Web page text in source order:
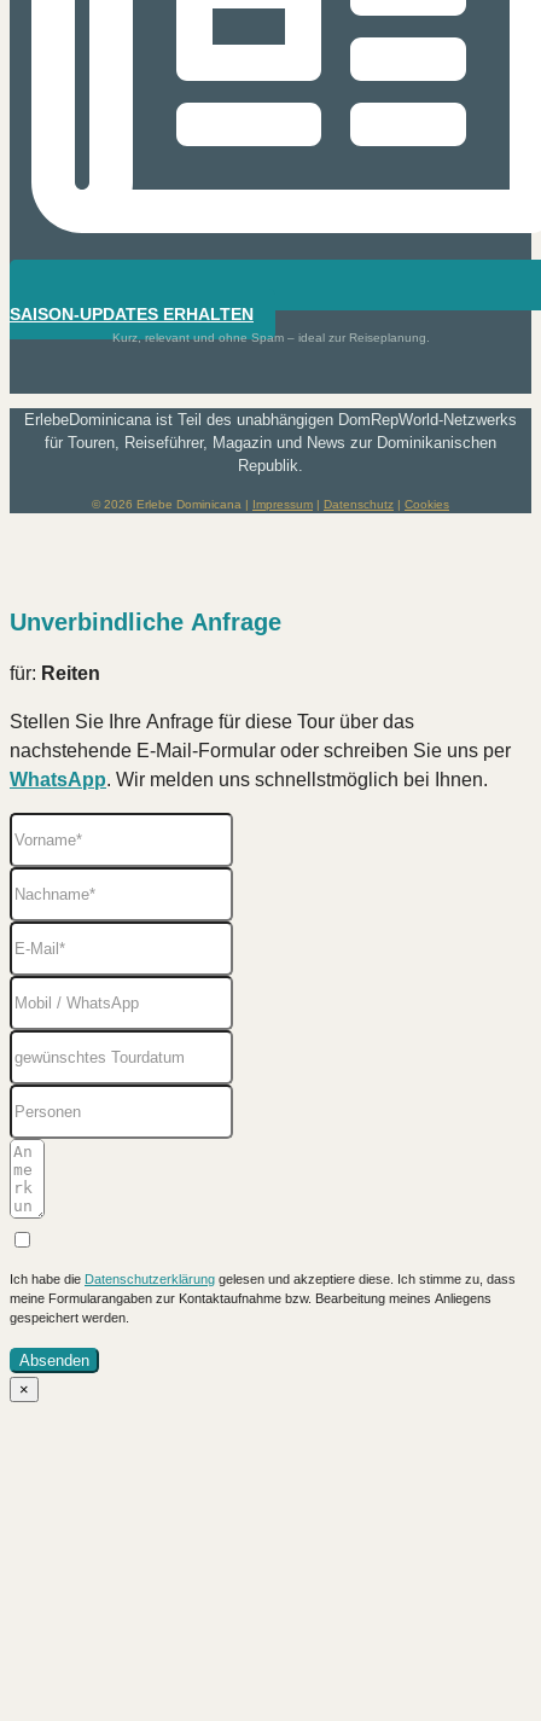
SAISON-UPDATES ERHALTEN
Kurz, relevant und ohne Spam – ideal zur Reiseplanung.
ErlebeDominicana ist Teil des unabhängigen DomRepWorld-Netzwerks
für Touren, Reiseführer, Magazin und News zur Dominikanischen
Republik.
© 2026 Erlebe Dominicana | Impressum | Datenschutz | Cookies
Unverbindliche Anfrage
für: Reiten
Stellen Sie Ihre Anfrage für diese Tour über das
nachstehende E-Mail-Formular oder schreiben Sie uns per
WhatsApp. Wir melden uns schnellstmöglich bei Ihnen.
Ich habe die Datenschutzerklärung gelesen und akzeptiere diese. Ich stimme zu, dass
meine Formularangaben zur Kontaktaufnahme bzw. Bearbeitung meines Anliegens
gespeichert werden.
Absenden
×